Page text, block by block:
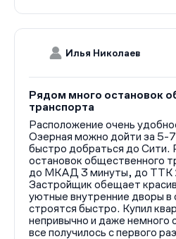
Илья Николаев
Рядом много остановок
транспорта
Расположение очень
Озерная можно дойти за 5-
быстро добраться до Сити.
остановок общественного
до МКАД 3 минуты, до ТТК
Застройщик обещает
уютные внутренние дворы
строятся быстро. Купил
непривычно и даже немного
все получилось с первого